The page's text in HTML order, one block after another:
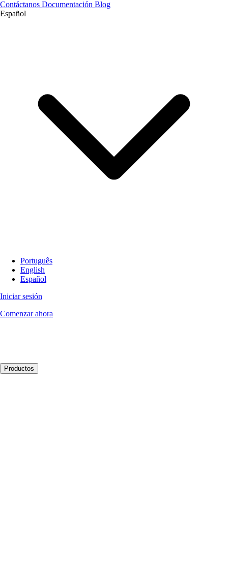
Contáctanos Documentación Blog
Español
Português
English
Español
Iniciar sesión
Comenzar ahora
Productos